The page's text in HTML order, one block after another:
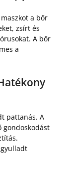
a bőr
zsírt és
A bőr
a
pattanás. A
gondoskodást